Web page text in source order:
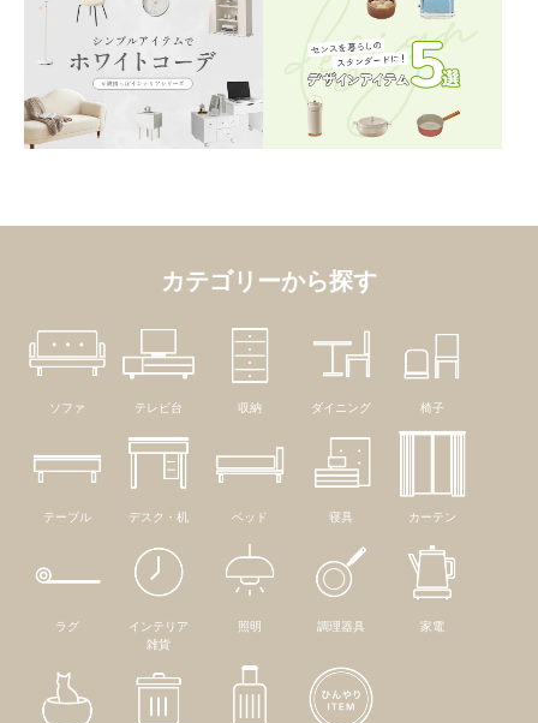
カテゴリーから探す
ソファ テレビ台 収納 ダイニング 椅子
テーブル デスク・机 ベッド 寝具 カーテン
ラグ
インテリア
雑貨
照明 調理器具 家電